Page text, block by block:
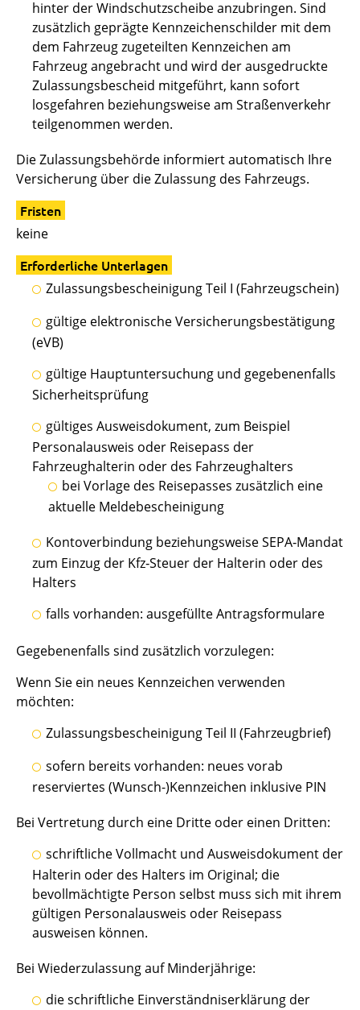
hinter der Windschutzscheibe anzubringen. Sind
zusätzlich geprägte Kennzeichenschilder mit dem
dem Fahrzeug zugeteilten Kennzeichen am
Fahrzeug angebracht und wird der ausgedruckte
Zulassungsbescheid mitgeführt, kann sofort
losgefahren beziehungsweise am Straßenverkehr
teilgenommen werden.
Die Zulassungsbehörde informiert automatisch Ihre
Versicherung über die Zulassung des Fahrzeugs.
Fristen
keine
Erforderliche Unterlagen
Zulassungsbescheinigung Teil I (Fahrzeugschein)
gültige elektronische Versicherungsbestätigung
(eVB)
gültige Hauptuntersuchung und gegebenenfalls
Sicherheitsprüfung
gültiges Ausweisdokument, zum Beispiel
Personalausweis oder Reisepass der
Fahrzeughalterin oder des Fahrzeughalters
bei Vorlage des Reisepasses zusätzlich eine
aktuelle Meldebescheinigung
Kontoverbindung beziehungsweise SEPA‐Mandat
zum Einzug der Kfz‐Steuer der Halterin oder des
Halters
falls vorhanden: ausgefüllte Antragsformulare
Gegebenenfalls sind zusätzlich vorzulegen:
Wenn Sie ein neues Kennzeichen verwenden
möchten:
Zulassungsbescheinigung Teil II (Fahrzeugbrief)
sofern bereits vorhanden: neues vorab
reserviertes (Wunsch-)Kennzeichen inklusive PIN
Bei Vertretung durch eine Dritte oder einen Dritten:
schriftliche Vollmacht und Ausweisdokument der
Halterin oder des Halters im Original; die
bevollmächtigte Person selbst muss sich mit ihrem
gültigen Personalausweis oder Reisepass
ausweisen können.
Bei Wiederzulassung auf Minderjährige:
die schriftliche Einverständniserklärung der